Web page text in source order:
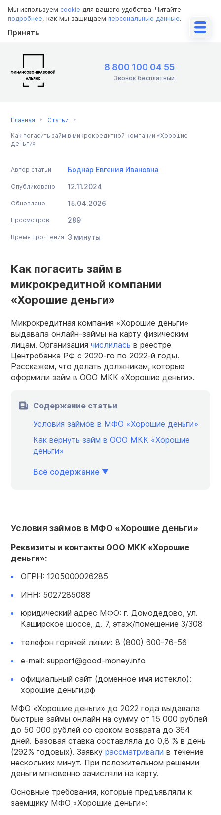
Мы используем cookie для вашего удобства. Читайте
подробнее, как мы защищаем персональные данные.
Принять
8 800 100 04 55
Звонок бесплатный
Главная Статьи
Как погасить займ в микрокредитной компании «Хорошие
деньги»
Автор статьи Боднар Евгения Ивановна
Опубликовано 12.11.2024
Обновлено 15.04.2026
Просмотров 289
Время прочтения 3 минуты
Как погасить займ в
микрокредитной компании
«Хорошие деньги»
Микрокредитная компания «Хорошие деньги»
выдавала онлайн-займы на карту физическим
лицам. Организация числилась в реестре
Центробанка РФ с 2020-го по 2022-й годы.
Расскажем, что делать должникам, которые
оформили займ в ООО МКК «Хорошие деньги».
Содержание статьи
Условия займов в МФО «Хорошие деньги»
Как вернуть займ в ООО МКК «Хорошие
деньги»
Всё содержание
Условия займов в МФО «Хорошие деньги»
Реквизиты и контакты ООО МКК «Хорошие
деньги»:
ОГРН: 1205000026285
ИНН: 5027285088
юридический адрес МФО: г. Домодедово, ул.
Каширское шоссе, д. 7, этаж/помещение 3/308
телефон горячей линии: 8 (800) 600-76-56
e-mail: support@good-money.info
официальный сайт (доменное имя истекло):
хорошие деньги.рф
МФО «Хорошие деньги» до 2022 года выдавала
быстрые займы онлайн на сумму от 15 000 рублей
до 50 000 рублей со сроком возврата до 364
дней. Базовая ставка составляла до 0,8 % в день
(292% годовых). Заявку рассматривали в течение
нескольких минут. При положительном решении
деньги мгновенно зачисляли на карту.
Основные требования, которые предъявляли к
заемщику МФО «Хорошие деньги»: